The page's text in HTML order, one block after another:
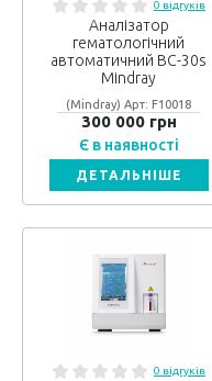
0 відгуків
Аналізатор
гематологічний
автоматичний BC-30s
Mindray
(Mindray) Арт: F10018
300 000 грн
Є в наявності
ДЕТАЛЬНІШЕ
0 відгуків